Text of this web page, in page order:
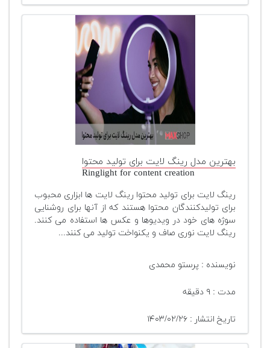
بهترین مدل رینگ لایت برای تولید محتوا
Ringlight for content creation
رینگ لایت برای تولید محتوا رینگ لایت ها ابزاری محبوب
برای تولیدکنندگان محتوا هستند که از آنها برای روشنایی
سوژه های خود در ویدیوها و عکس ها استفاده می کنند.
رینگ لایت نوری صاف و یکنواخت تولید می کنند...
نویسنده : پرستو محمدی
مدت : ۹ دقیقه
تاریخ انتشار : ۱۴۰۳/۰۲/۲۶